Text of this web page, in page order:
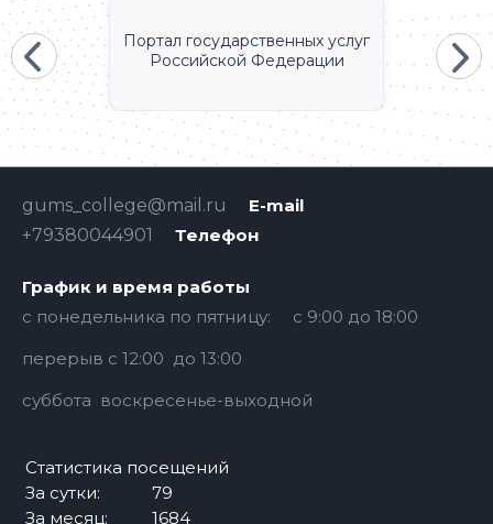
Портал государственных услуг
Российской Федерации
E-mail
gums_college@mail.ru
Телефон
+79380044901
График и время работы
с понедельника по пятницу: с 9:00 до 18:00
перерыв с 12:00 до 13:00
суббота воскресенье-выходной
Статистика посещений
За сутки:
79
За месяц:
1684